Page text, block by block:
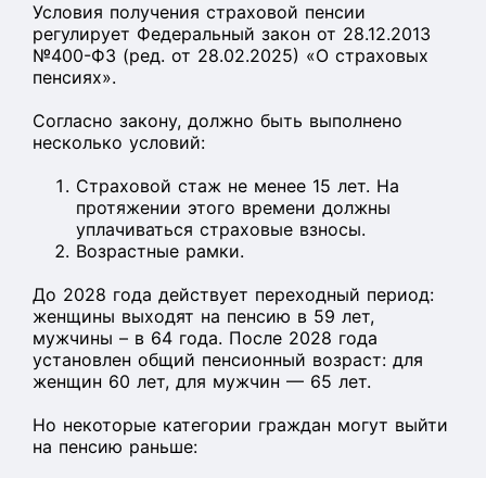
Условия получения страховой пенсии
регулирует Федеральный закон от 28.12.2013
№400-ФЗ (ред. от 28.02.2025) «О страховых
пенсиях».
Согласно закону, должно быть выполнено
несколько условий:
Страховой стаж не менее 15 лет. На
протяжении этого времени должны
уплачиваться страховые взносы.
Возрастные рамки.
До 2028 года действует переходный период:
женщины выходят на пенсию в 59 лет,
мужчины – в 64 года. После 2028 года
установлен общий пенсионный возраст: для
женщин 60 лет, для мужчин — 65 лет.
Но некоторые категории граждан могут выйти
на пенсию раньше: